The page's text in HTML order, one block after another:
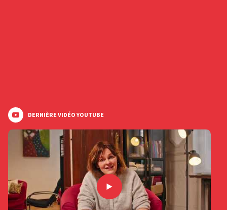
DERNIÈRE VIDÉO YOUTUBE